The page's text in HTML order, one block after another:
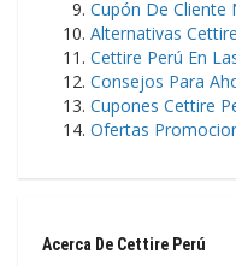
Cupón De Cliente
Alternativas
Cettire Perú En
Consejos Para
Cupones Cettire
Ofertas
Acerca De Cettire Perú